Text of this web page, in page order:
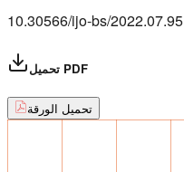
10.30566/ijo-bs/2022.07.95
تحميل PDF
تحميل الورقة